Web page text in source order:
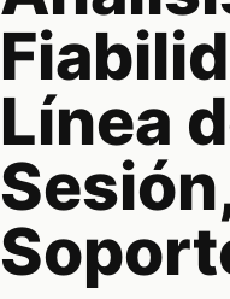
Línea